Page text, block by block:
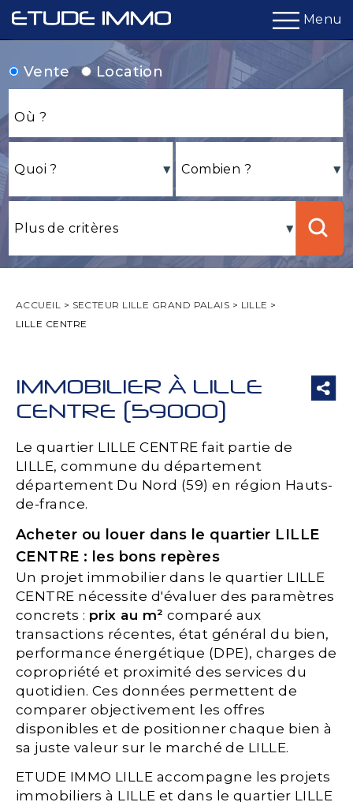
Menu
Vente Location
ACCUEIL > SECTEUR LILLE GRAND PALAIS > LILLE >
LILLE CENTRE
IMMOBILIER À LILLE
CENTRE (59000)
Le quartier LILLE CENTRE fait partie de
LILLE, commune du département
département Du Nord (59) en région Hauts-
de-france.
Acheter ou louer dans le quartier LILLE
CENTRE : les bons repères
Un projet immobilier dans le quartier LILLE
CENTRE nécessite d'évaluer des paramètres
concrets : prix au m² comparé aux
transactions récentes, état général du bien,
performance énergétique (DPE), charges de
copropriété et proximité des services du
quotidien. Ces données permettent de
comparer objectivement les offres
disponibles et de positionner chaque bien à
sa juste valeur sur le marché de LILLE.
ETUDE IMMO LILLE accompagne les projets
immobiliers à LILLE et dans le quartier LILLE